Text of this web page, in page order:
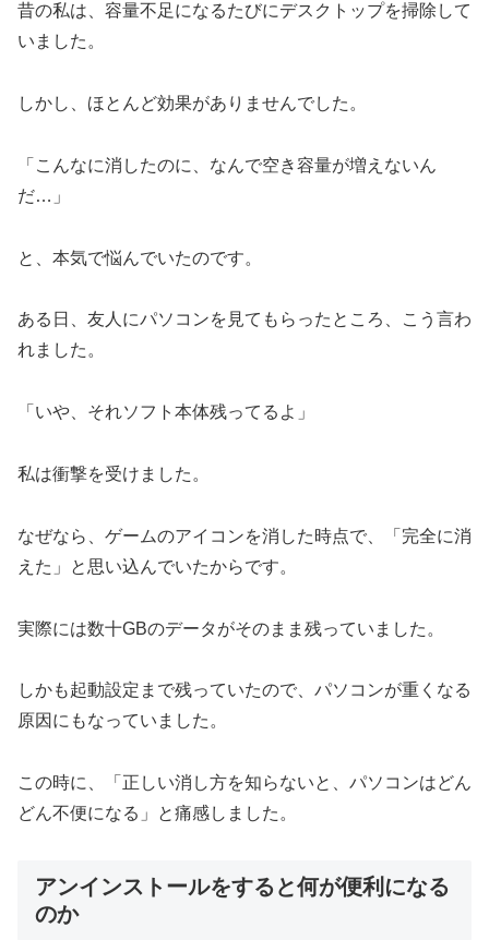
昔の私は、容量不足になるたびにデスクトップを掃除して
いました。
しかし、ほとんど効果がありませんでした。
「こんなに消したのに、なんで空き容量が増えないん
だ…」
と、本気で悩んでいたのです。
ある日、友人にパソコンを見てもらったところ、こう言わ
れました。
「いや、それソフト本体残ってるよ」
私は衝撃を受けました。
なぜなら、ゲームのアイコンを消した時点で、「完全に消
えた」と思い込んでいたからです。
実際には数十GBのデータがそのまま残っていました。
しかも起動設定まで残っていたので、パソコンが重くなる
原因にもなっていました。
この時に、「正しい消し方を知らないと、パソコンはどん
どん不便になる」と痛感しました。
アンインストールをすると何が便利になる
のか